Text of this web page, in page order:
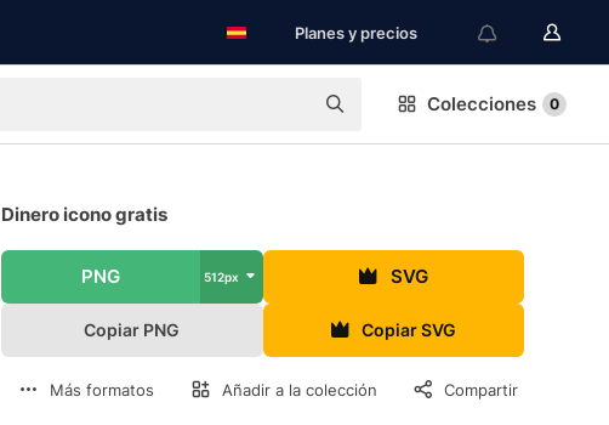
Planes y precios
Colecciones 0
Dinero icono gratis
PNG 512px SVG
Copiar PNG Copiar SVG
Más formatos Añadir a la colección Compartir